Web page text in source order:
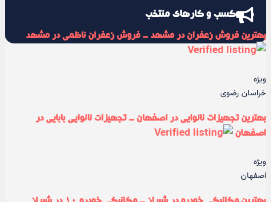
کسب و کارهای منتخب
بهترین فروش زعفران در مشهد - فروش زعفران ناظمی در مشهد
ویژه
خراسان رضوی
بهترین تجهیزات نانوایی در اصفهان - تجهیزات نانوایی بابایی در
اصفهان
ویژه
اصفهان